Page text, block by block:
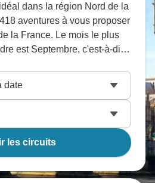
dans la région Nord de la
aventures à vous proposer
la France. Le mois le plus
est Septembre, c'est-à-dire
grand nombre de
date
les circuits